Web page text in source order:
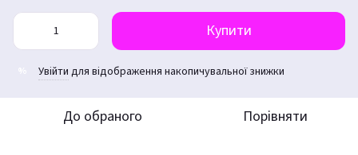
Купити
Увійти для відображення накопичувальної знижки
До обраного Порівняти